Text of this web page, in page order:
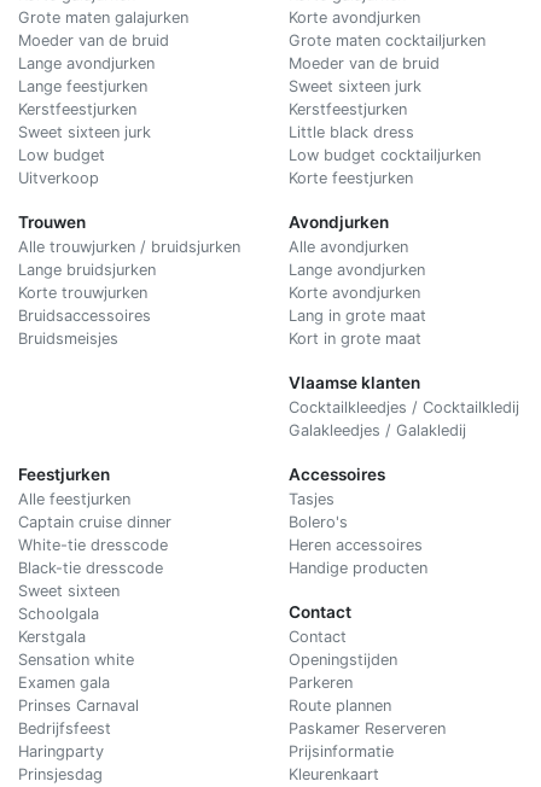
Grote maten galajurken
Moeder van de bruid
Lange avondjurken
Lange feestjurken
Kerstfeestjurken
Sweet sixteen jurk
Low budget
Uitverkoop
Trouwen
Alle trouwjurken / bruidsjurken
Lange bruidsjurken
Korte trouwjurken
Bruidsaccessoires
Bruidsmeisjes
Korte avondjurken
Grote maten cocktailjurken
Moeder van de bruid
Sweet sixteen jurk
Kerstfeestjurken
Little black dress
Low budget cocktailjurken
Korte feestjurken
Avondjurken
Alle avondjurken
Lange avondjurken
Korte avondjurken
Lang in grote maat
Kort in grote maat
Vlaamse klanten
Cocktailkleedjes / Cocktailkledij
Galakleedjes / Galakledij
Feestjurken
Alle feestjurken
Captain cruise dinner
White-tie dresscode
Black-tie dresscode
Sweet sixteen
Schoolgala
Kerstgala
Sensation white
Examen gala
Prinses Carnaval
Bedrijfsfeest
Haringparty
Prinsjesdag
Accessoires
Tasjes
Bolero's
Heren accessoires
Handige producten
Contact
Contact
Openingstijden
Parkeren
Route plannen
Paskamer Reserveren
Prijsinformatie
Kleurenkaart